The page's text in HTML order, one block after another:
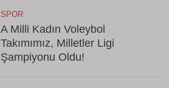
SPOR
A Milli Kadın Voleybol
Takımımız, Milletler Ligi
Şampiyonu Oldu!